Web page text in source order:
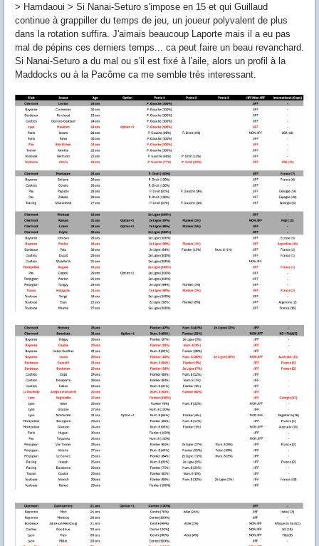
> Hamdaoui > Si Nanai-Seturo s'impose en 15 et qui Guillaud
continue à grappiller du temps de jeu, un joueur polyvalent de plus
dans la rotation suffira. J'aimais beaucoup Laporte mais il a eu pas
mal de pépins ces derniers temps... ca peut faire un beau revanchard.
Si Nanai-Seturo a du mal ou s'il est fixé à l'aile, alors un profil à la
Maddocks ou à la Pacôme ca me semble très interessant.